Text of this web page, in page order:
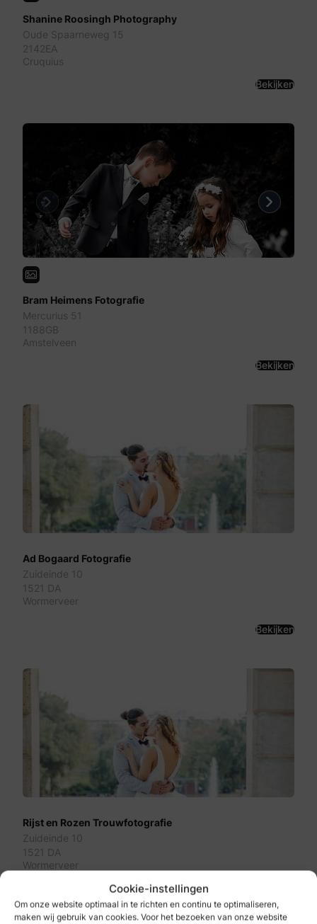
Cookie-instellingen
Om onze website optimaal in te richten en continu te optimaliseren,
maken wij gebruik van cookies. Voor het bezoeken van onze website
Shanine Roosingh Photography
Oude Spaarneweg 15
2142EA
Cruquius
Bekijken
Previous Next
Bram Heimens Fotografie
Mercurius 51
1188GB
Amstelveen
Bekijken
Ad Bogaard Fotografie
Zuideinde 10
1521 DA
Wormerveer
Bekijken
Rijst en Rozen Trouwfotografie
Zuideinde 10
1521 DA
Wormerveer